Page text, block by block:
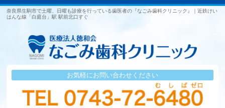
奈良県生駒市で土曜、日曜も診療を行っている歯医者の『なごみ歯科クリニック』｜近鉄けい
はんな線「白庭台」駅 駅前北口すぐ
お気軽にお問い合わせください